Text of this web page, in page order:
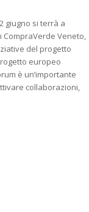
giugno si terrà a
CompraVerde Veneto,
del progetto
europeo
è un’importante
collaborazioni,